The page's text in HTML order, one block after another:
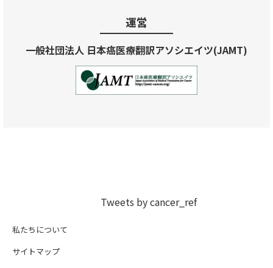
運営
一般社団法人 日本癌医療翻訳アソシエイツ(JAMT)
Tweets by cancer_ref
私たちについて
サイトマップ